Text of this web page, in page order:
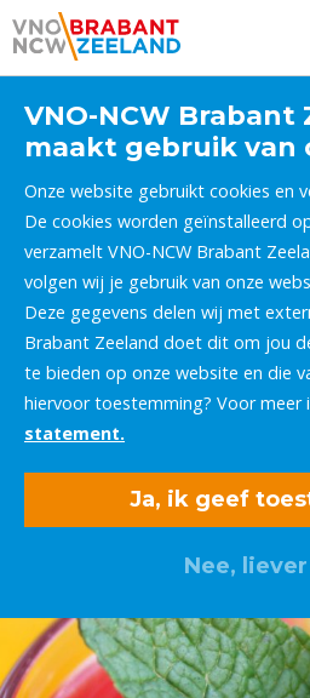
VNO-NCW Brabant
maakt gebruik van
Onze website gebruikt cookies en
De cookies worden geïnstalleerd
verzamelt VNO-NCW Brabant
volgen wij je gebruik van onze
Deze gegevens delen wij met
Brabant Zeeland doet dit om jou
te bieden op onze website en die
hiervoor toestemming? Voor meer
statement.
Ja, ik geef
Nee,